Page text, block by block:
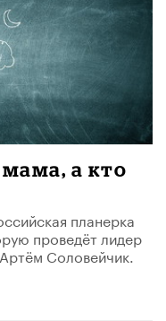
а кто
планерка
проведёт лидер
Соловейчик.